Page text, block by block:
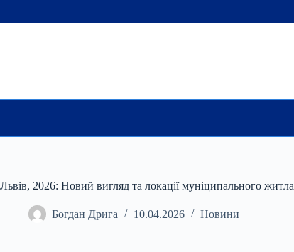
Львів, 2026: Новий вигляд та локації муніципального житла
Богдан Дрига 10.04.2026 Новини